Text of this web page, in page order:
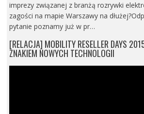
imprezy związanej z branżą rozrywki
zagości na mapie Warszawy na
pytanie poznamy już w pr…
[RELACJA] MOBILITY RESELLER DAYS
ZNAKIEM NOWYCH TECHNOLOGII